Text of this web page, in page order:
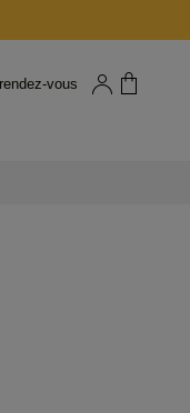
vous